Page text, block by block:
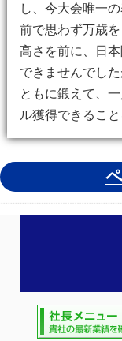
し、今大会唯一
前で思わず万歳
高さを前に、日
できませんでし
ともに鍛えて、
ル獲得できるこ